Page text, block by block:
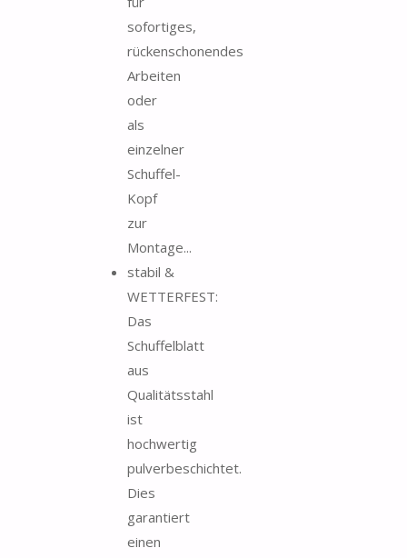
sofortiges,
rückenschonendes
Arbeiten
oder
als
einzelner
Schuffel-
Kopf
zur
Montage...
stabil &
WETTERFEST:
Das
Schuffelblatt
aus
Qualitätsstahl
ist
hochwertig
pulverbeschichtet.
Dies
garantiert
einen